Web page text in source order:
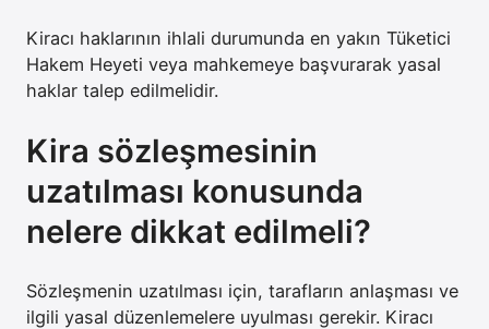
Kiracı haklarının ihlali durumunda en yakın Tüketici
Hakem Heyeti veya mahkemeye başvurarak yasal
haklar talep edilmelidir.
Kira sözleşmesinin
uzatılması konusunda
nelere dikkat edilmeli?
Sözleşmenin uzatılması için, tarafların anlaşması ve
ilgili yasal düzenlemelere uyulması gerekir. Kiracı